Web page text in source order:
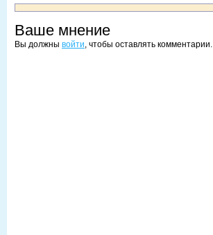
Ваше мнение
Вы должны войти, чтобы оставлять комментарии.